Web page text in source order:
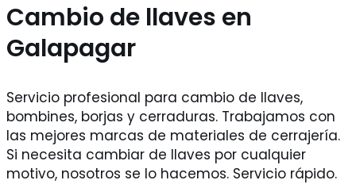
Cambio de llaves en
Galapagar
Servicio profesional para cambio de llaves,
bombines, borjas y cerraduras. Trabajamos con
las mejores marcas de materiales de cerrajería.
Si necesita cambiar de llaves por cualquier
motivo, nosotros se lo hacemos. Servicio rápido.